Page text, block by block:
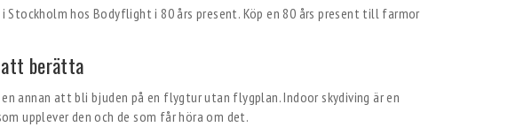
berätta
annan att bli bjuden på en flygtur utan flygplan. Indoor skydiving är en
upplever den och de som får höra om det.